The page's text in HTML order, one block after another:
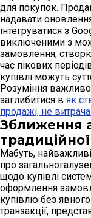
для покупок.
надавати
інтегруватися з
виключеними з
замовлення,
час пікових
купівлі можуть
Розуміння
заглибитися в як
продажі, не
Зближення
Мабуть,
про
щодо купівлі
оформлення
купівлю без
транзакції,